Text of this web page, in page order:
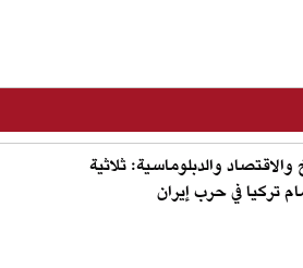
والدبلوماسية: ثلاثية
تركيا في حرب إيران